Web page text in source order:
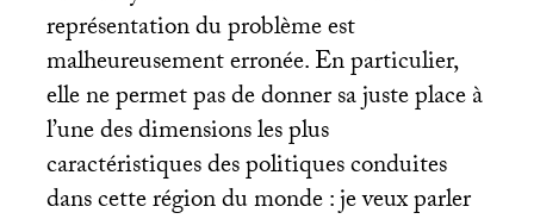
représentation du problème est
malheureusement erronée. En particulier,
elle ne permet pas de donner sa juste place à
l’une des dimensions les plus
caractéristiques des politiques conduites
dans cette région du monde : je veux parler